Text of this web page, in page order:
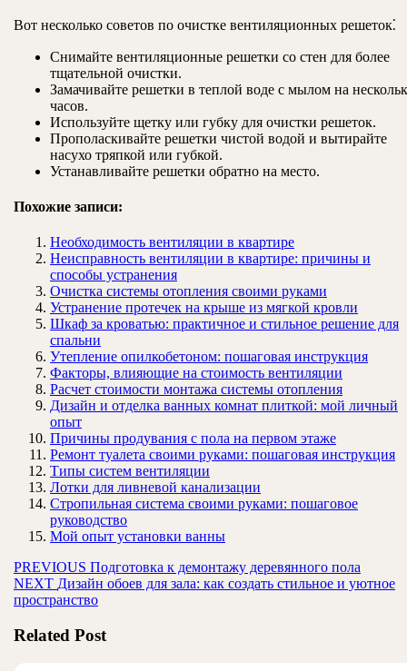
Вот несколько советов по очистке вентиляционных решеток⁚
Снимайте вентиляционные решетки со стен для более
тщательной очистки.
Замачивайте решетки в теплой воде с мылом на
часов.
Используйте щетку или губку для очистки решеток.
Прополаскивайте решетки чистой водой и вытирайте
насухо тряпкой или губкой.
Устанавливайте решетки обратно на место.
Похожие записи:
Необходимость вентиляции в квартире
Неисправность вентиляции в квартире: причины и
способы устранения
Очистка системы отопления своими руками
Устранение протечек на крыше из мягкой кровли
Шкаф за кроватью: практичное и стильное решение для
спальни
Утепление опилкобетоном: пошаговая инструкция
Факторы, влияющие на стоимость вентиляции
Расчет стоимости монтажа системы отопления
Дизайн и отделка ванных комнат плиткой: мой личный
опыт
Причины продувания с пола на первом этаже
Ремонт туалета своими руками: пошаговая инструкция
Типы систем вентиляции
Лотки для ливневой канализации
Стропильная система своими руками: пошаговое
руководство
Мой опыт установки ванны
Навигация
по
PREVIOUS Предыдущая
запись:
Подготовка к демонтажу деревянного пола
NEXT Следующая
запись:
Дизайн обоев для зала: как создать стильное и уютное
пространство
Related Post